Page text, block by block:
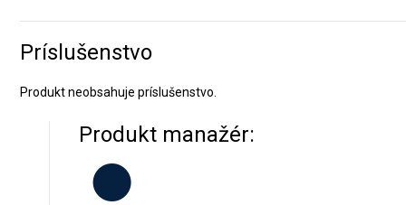
Príslušenstvo
Produkt neobsahuje príslušenstvo.
Produkt manažér: